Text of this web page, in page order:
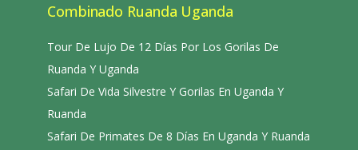
Combinado Ruanda Uganda
Tour De Lujo De 12 Días Por Los Gorilas De
Ruanda Y Uganda
Safari De Vida Silvestre Y Gorilas En Uganda Y
Ruanda
Safari De Primates De 8 Días En Uganda Y Ruanda